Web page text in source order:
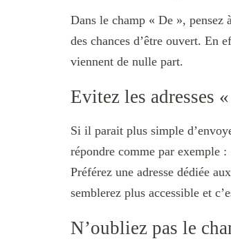
Dans le champ « De », pensez
des chances d’être ouvert. En
viennent de nulle part.
Evitez les adresses
Si il parait plus simple
répondre comme par exemple
Préférez une adresse dédiée
semblerez plus accessible et
N’oubliez pas le